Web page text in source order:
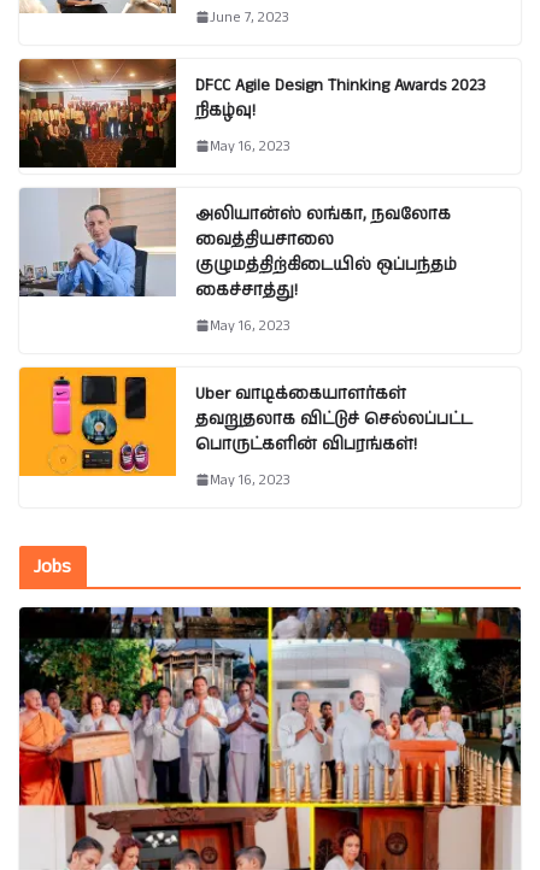
June 7, 2023
DFCC Agile Design Thinking Awards 2023
நிகழ்வு!
May 16, 2023
அலியான்ஸ் லங்கா, நவலோக
வைத்தியசாலை
குழுமத்திற்கிடையில் ஒப்பந்தம்
கைச்சாத்து!
May 16, 2023
Uber வாடிக்கையாளர்கள்
தவறுதலாக விட்டுச் செல்லப்பட்ட
பொருட்களின் விபரங்கள்!
May 16, 2023
Jobs